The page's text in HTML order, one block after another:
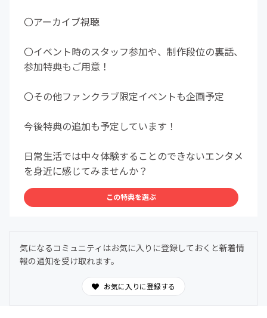
〇アーカイブ視聴
〇イベント時のスタッフ参加や、制作段位の裏話、
参加特典もご用意！
〇その他ファンクラブ限定イベントも企画予定
今後特典の追加も予定しています！
日常生活では中々体験することのできないエンタメ
を身近に感じてみませんか？
この特典を選ぶ
気になるコミュニティはお気に入りに登録しておくと新着情
報の通知を受け取れます。
お気に入りに登録する